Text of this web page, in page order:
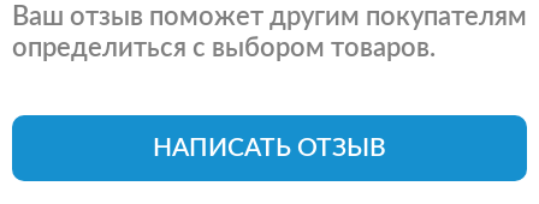
Ваш отзыв поможет другим покупателям
определиться с выбором товаров.
НАПИСАТЬ ОТЗЫВ